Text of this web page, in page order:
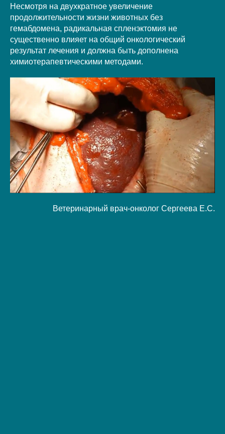
Несмотря на двухкратное увеличение
продолжительности жизни животных без
гемабдомена, радикальная спленэктомия не
существенно влияет на общий онкологический
результат лечения и должна быть дополнена
химиотерапевтическими методами.
Ветеринарный врач-онколог Сергеева Е.С.